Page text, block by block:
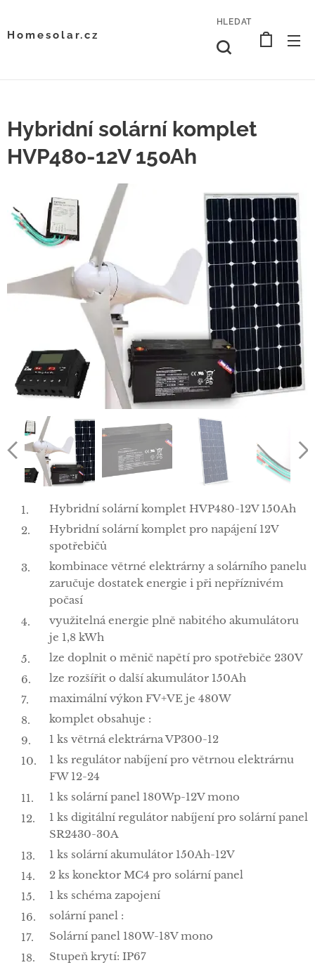
Homesolar.cz
HLEDAT
Hybridní solární komplet
HVP480-12V 150Ah
Hybridní solární komplet HVP480-12V 150Ah
Hybridní solární komplet pro napájení 12V
spotřebičů
kombinace větrné elektrárny a solárního panelu
zaručuje dostatek energie i při nepříznivém
počasí
využitelná energie plně nabitého akumulátoru
je 1,8 kWh
lze doplnit o měnič napětí pro spotřebiče 230V
lze rozšířit o další akumulátor 150Ah
maximální výkon FV+VE je 480W
komplet obsahuje :
1 ks větrná elektrárna VP300-12
1 ks regulátor nabíjení pro větrnou elektrárnu
FW 12-24
1 ks solární panel 180Wp-12V mono
1 ks digitální regulátor nabíjení pro solární panel
SR2430-30A
1 ks solární akumulátor 150Ah-12V
2 ks konektor MC4 pro solární panel
1 ks schéma zapojení
solární panel :
Solární panel 180W-18V mono
Stupeň krytí: IP67